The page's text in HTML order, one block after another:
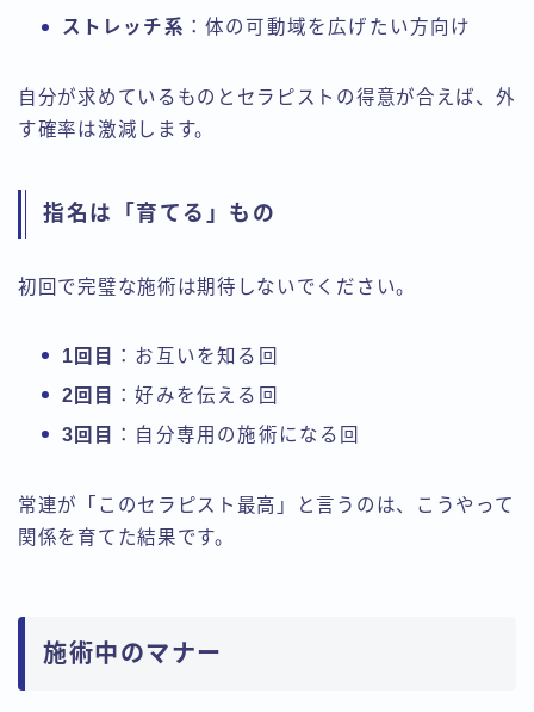
ストレッチ系 ：体の可動域を広げたい方向け
自分が求めているものとセラピストの得意が合えば、外
す確率は激減します。
指名は「育てる」もの
初回で完璧な施術は期待しないでください。
1回目
：お互いを知る回
2回目
：好みを伝える回
3回目
：自分専用の施術になる回
常連が「このセラピスト最高」と言うのは、こうやって
関係を育てた結果です。
施術中のマナー